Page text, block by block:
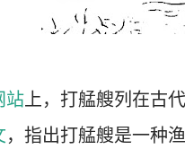
站上，打艋艘列在古
，指出打艋艘是一种